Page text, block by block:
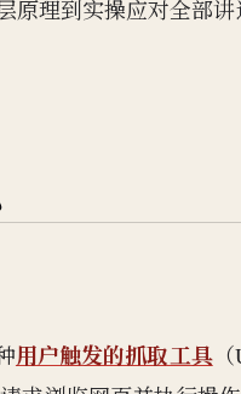
原理到实操应对全部
用户触发的抓取工具（